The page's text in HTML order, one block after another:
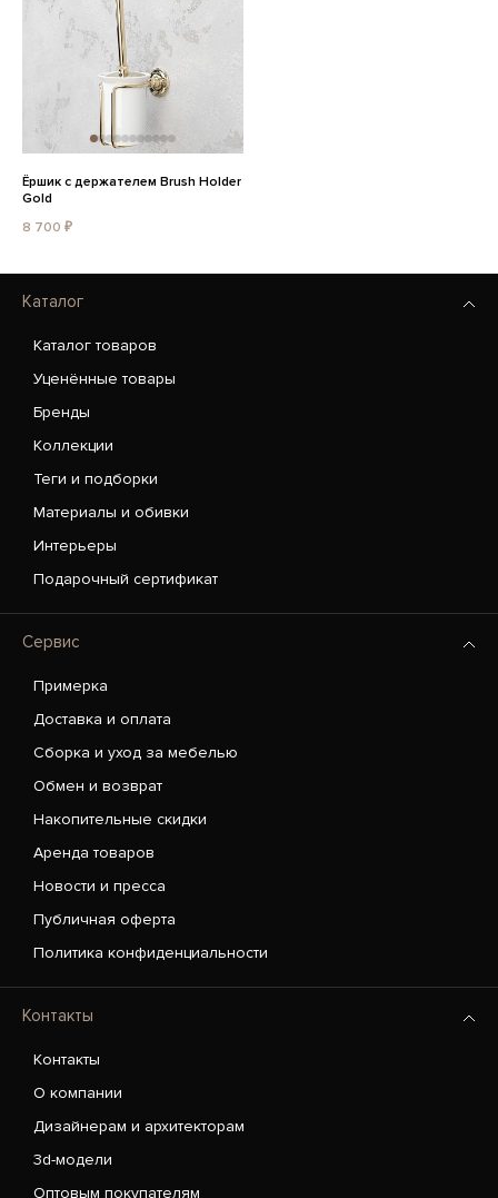
Ёршик с держателем Brush Holder
Gold
8 700 ₽
Каталог
Каталог товаров
Уценённые товары
Бренды
Коллекции
Теги и подборки
Материалы и обивки
Интерьеры
Подарочный сертификат
Сервис
Примерка
Доставка и оплата
Сборка и уход за мебелью
Обмен и возврат
Накопительные скидки
Аренда товаров
Новости и пресса
Публичная оферта
Политика конфиденциальности
Контакты
Контакты
О компании
Дизайнерам и архитекторам
3d-модели
Оптовым покупателям